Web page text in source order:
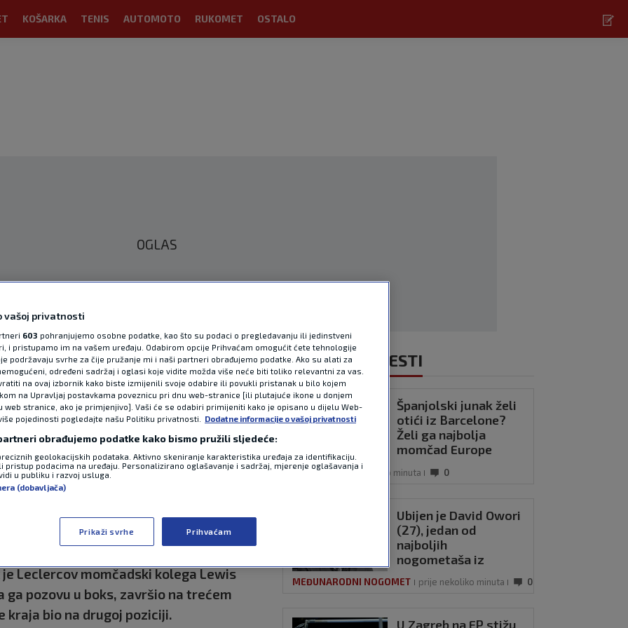
KOŠARKA TENIS AUTOMOTO RUKOMET OSTALO
OGLAS
nagradu
nakon skoro
>17:43 0 komentara
nagrade Velike Britanije, deveta utrka
Kimi Antonelli bio na pole positionu,
Ferrarija. Na drugom mjestu završio
Leclercov momčadski kolega Lewis
pozovu u boks, završio na trećem
kraja bio na drugoj poziciji.
NAJNOVIJE VIJESTI
Španjolski junak želi
otići iz Barcelone?
Želi ga najbolja
momčad Europe
LA LIGA prije nekoliko minuta 0
Ubijen je David Owori
(27), jedan od
najboljih
nogometaša iz
MEĐUNARODNI NOGOMET prije nekoliko minuta 0
U Zagreb na EP stižu
vašoj privatnosti
603 pohranjujemo osobne podatke, kao što su podaci o pregledavanju ili jedinstveni
i pristupamo im na vašem uređaju. Odabirom opcije Prihvaćam omogućit ćete tehnologije
podržavaju svrhe za čije pružanje mi i naši partneri obrađujemo podatke. Ako su alati za
određeni sadržaj i oglasi koje vidite možda više neće biti toliko relevantni za vas.
na ovaj izbornik kako biste izmijenili svoje odabire ili povukli pristanak u bilo kojem
na Upravljaj postavkama poveznicu pri dnu web-stranice [ili plutajuće ikone u donjem
web stranice, ako je primjenjivo]. Vaši će se odabiri primijeniti kako je opisano u dijelu Web-
pojedinosti pogledajte našu Politiku privatnosti.
Dodatne informacije o vašoj privatnosti
obrađujemo podatke kako bismo pružili sljedeće:
geolokacijskih podataka. Aktivno skeniranje karakteristika uređaja za identifikaciju.
pristup podacima na uređaju. Personalizirano oglašavanje i sadržaj, mjerenje oglašavanja i
u publiku i razvoj usluga.
(dobavljača)
Prikaži svrhe Prihvaćam